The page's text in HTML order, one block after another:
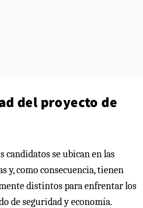
del proyecto de
candidatos se ubican en las
y, como consecuencia, tienen
distintos para enfrentar los
de seguridad y economía.